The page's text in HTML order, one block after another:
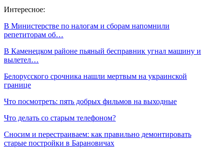
Интересное:
В Министерстве по налогам и сборам напомнили
репетиторам об…
В Каменецком районе пьяный бесправник угнал машину и
вылетел…
Белорусского срочника нашли мертвым на украинской
границе
Что посмотреть: пять добрых фильмов на выходные
Что делать со старым телефоном?
Сносим и перестраиваем: как правильно демонтировать
старые постройки в Барановичах